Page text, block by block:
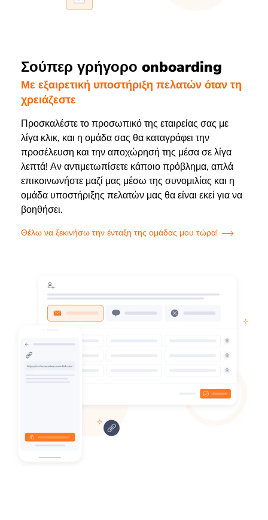
Σούπερ γρήγορο onboarding
Με εξαιρετική υποστήριξη πελατών όταν τη
χρειάζεστε
Προσκαλέστε το προσωπικό της εταιρείας σας με
λίγα κλικ, και η ομάδα σας θα καταγράφει την
προσέλευση και την αποχώρησή της μέσα σε λίγα
λεπτά! Αν αντιμετωπίσετε κάποιο πρόβλημα, απλά
επικοινωνήστε μαζί μας μέσω της συνομιλίας και η
ομάδα υποστήριξης πελατών μας θα είναι εκεί για να
βοηθήσει.
Θέλω να ξεκινήσω την ένταξη της ομάδας μου τώρα!